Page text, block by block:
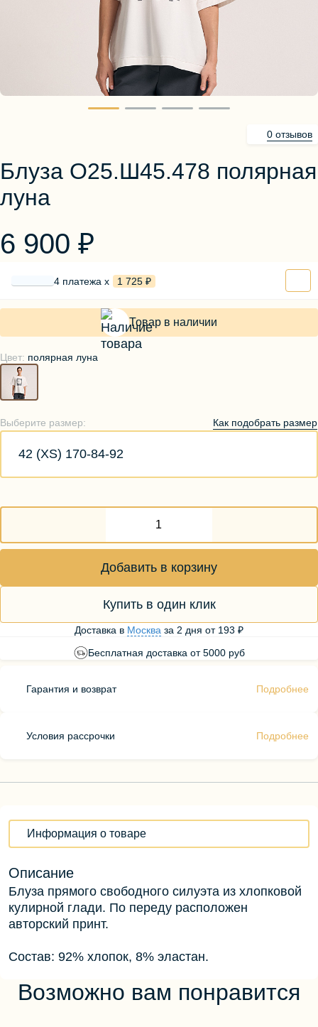
Блузы, толстовки
Блуза О25.Ш45.478 полярная
луна
0 отзывов
Цвет: полярная луна
Выберите размер: Как подобрать размер
42 (XS) 170-84-92
6 900 ₽
4 платежа х 1 725 ₽
Товар в наличии
Добавить в корзину
Купить в один клик
Доставка в Москва за 2 дня от 193 ₽
Бесплатная доставка от 5000 руб
Гарантия и возврат Подробнее
Условия рассрочки Подробнее
Информация о товаре
Описание
Блуза прямого свободного силуэта из хлопковой
кулирной глади. По переду расположен
авторский принт.
Состав: 92% хлопок, 8% эластан.
Возможно вам понравится